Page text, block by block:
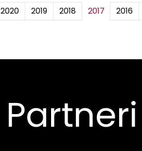
2020 2019 2018 2017 2016
Partneri